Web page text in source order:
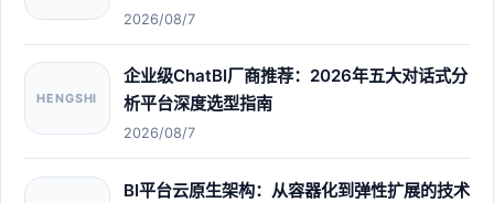
2026/08/7
HENGSHI
企业级ChatBI厂商推荐：2026年五大对话式分
析平台深度选型指南
2026/08/7
BI平台云原生架构：从容器化到弹性扩展的技术